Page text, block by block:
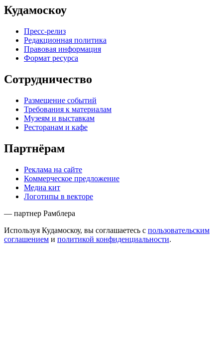
Кудамоскоу
Пресс-релиз
Редакционная политика
Правовая информация
Формат ресурса
Сотрудничество
Размещение событий
Требования к материалам
Музеям и выставкам
Ресторанам и кафе
Партнёрам
Реклама на сайте
Коммерческое предложение
Медиа кит
Логотипы в векторе
— партнер Рамблера
Используя Кудамоскоу, вы соглашаетесь с пользовательским
соглашением и политикой конфиденциальности.